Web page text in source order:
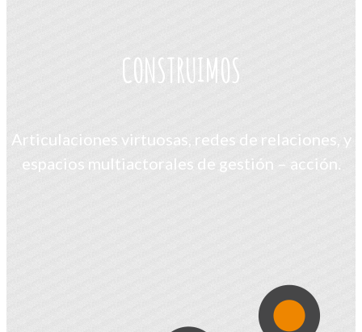
CONSTRUIMOS
Articulaciones virtuosas, redes de relaciones, y
espacios multiactorales de gestión – acción.